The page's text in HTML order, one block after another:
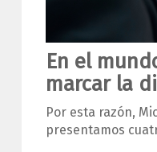
En el
marcar la
Por esta razón,
presentamos